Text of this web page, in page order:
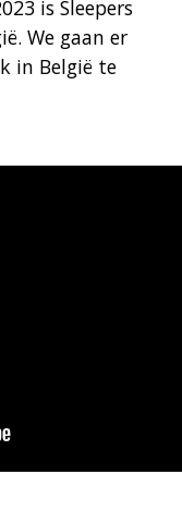
is Sleepers
We gaan er
in België te